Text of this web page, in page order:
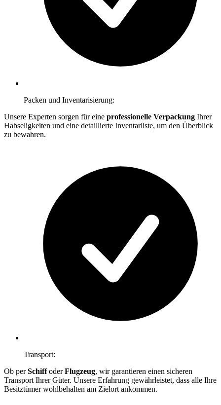
Packen und Inventarisierung:
Unsere Experten sorgen für eine professionelle Verpackung Ihrer
Habseligkeiten und eine detaillierte Inventarliste, um den Überblick
zu bewahren.
Transport:
Ob perSchiffoderFlugzeug, wir garantieren einen sicheren
Transport Ihrer Güter. Unsere Erfahrung gewährleistet, dass alle Ihre
Besitztümer wohlbehalten am Zielort ankommen.